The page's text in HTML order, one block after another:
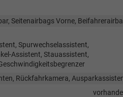
Seitenairbags Vorne,
Spurwechselassistent,
Assistent, Stauassistent,
Rückfahrkamera,